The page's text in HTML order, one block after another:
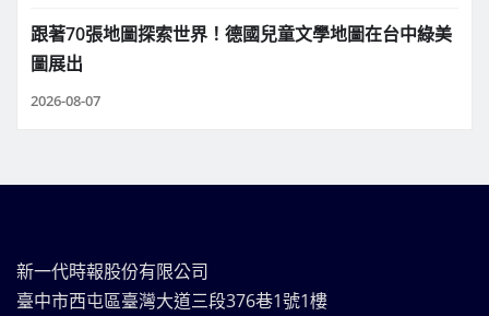
跟著70張地圖探索世界！德國兒童文學地圖在台中綠美
圖展出
2026-08-07
新一代時報股份有限公司
臺中市西屯區臺灣大道三段376巷1號1樓